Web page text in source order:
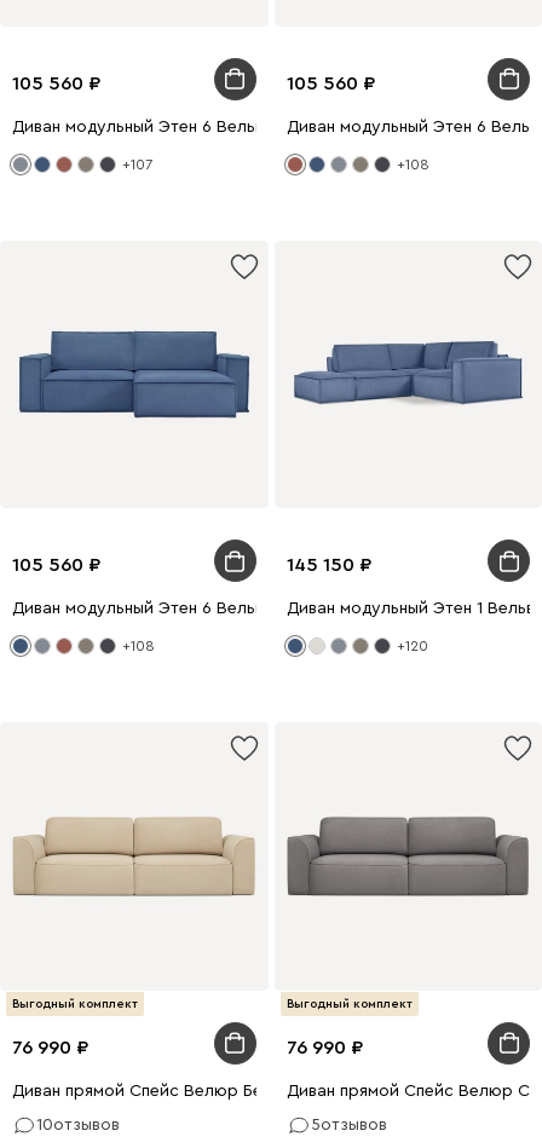
105 560
Диван модульный Этен 6 Вельвет Светло-серый
+107
105 560
Диван модульный Этен 6
+108
105 560
Диван модульный Этен 6 Вельвет Синий
+108
145 150
Диван модульный Этен 1
+120
Выгодный комплект
76 990
Диван прямой Спейс Велюр Бежевый
10отзывов
Выгодный комплект
76 990
Диван прямой Спейс Велюр
5отзывов